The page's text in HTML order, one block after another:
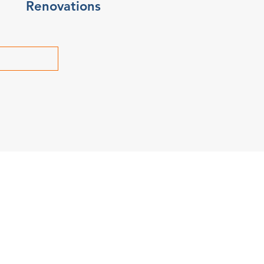
Renovations